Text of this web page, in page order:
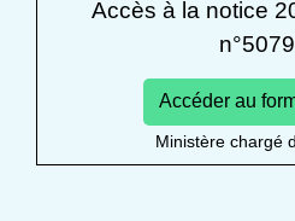
Accès à la notice
Accéder au
Ministère chargé